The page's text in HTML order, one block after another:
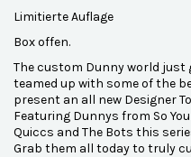
Limitierte Auflage
Box offen.
The custom Dunny world
teamed up with some of the
present an all new Designer
Featuring Dunnys from So
Quiccs and The Bots this
Grab them all today to truly